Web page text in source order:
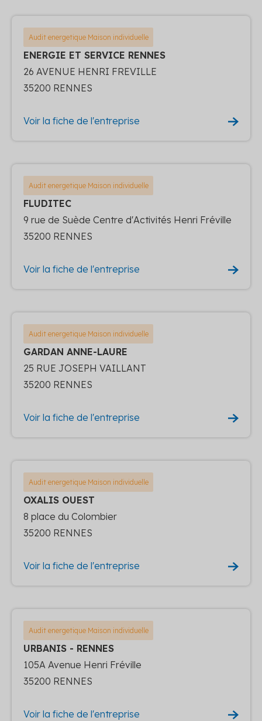
Audit energetique Maison individuelle
ENERGIE ET SERVICE RENNES
26 AVENUE HENRI FREVILLE
35200 RENNES
Voir la fiche de l'entreprise
Audit energetique Maison individuelle
FLUDITEC
9 rue de Suède Centre d'Activités Henri Fréville
35200 RENNES
Voir la fiche de l'entreprise
Audit energetique Maison individuelle
GARDAN ANNE-LAURE
25 RUE JOSEPH VAILLANT
35200 RENNES
Voir la fiche de l'entreprise
Audit energetique Maison individuelle
OXALIS OUEST
8 place du Colombier
35200 RENNES
Voir la fiche de l'entreprise
Audit energetique Maison individuelle
URBANIS - RENNES
105A Avenue Henri Fréville
35200 RENNES
Voir la fiche de l'entreprise